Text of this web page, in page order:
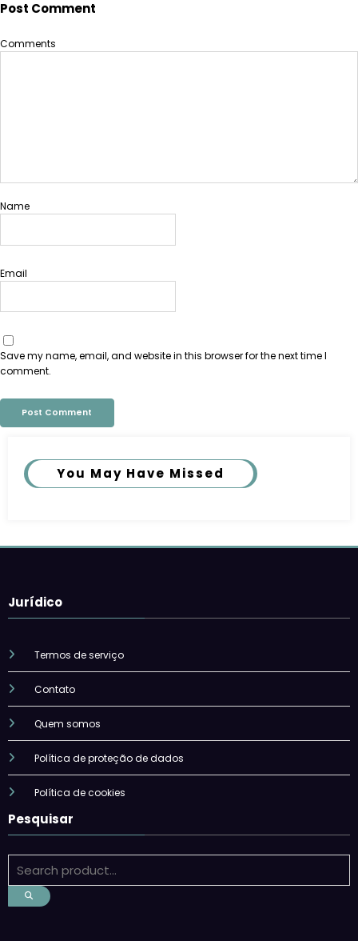
Post Comment
Comments
Name
Email
Save my name, email, and website in this browser for the next time I
comment.
You May Have Missed
Jurídico
Termos de serviço
Contato
Quem somos
Política de proteção de dados
Política de cookies
Pesquisar